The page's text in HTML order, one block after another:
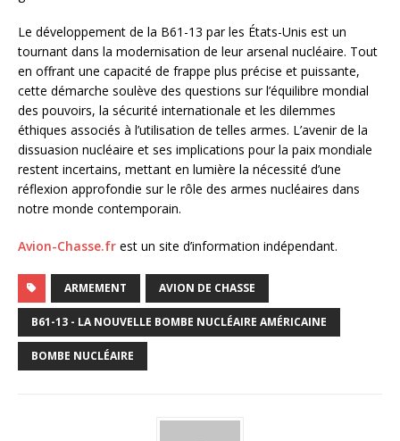
Le développement de la B61-13 par les États-Unis est un
tournant dans la modernisation de leur arsenal nucléaire. Tout
en offrant une capacité de frappe plus précise et puissante,
cette démarche soulève des questions sur l’équilibre mondial
des pouvoirs, la sécurité internationale et les dilemmes
éthiques associés à l’utilisation de telles armes. L’avenir de la
dissuasion nucléaire et ses implications pour la paix mondiale
restent incertains, mettant en lumière la nécessité d’une
réflexion approfondie sur le rôle des armes nucléaires dans
notre monde contemporain.
Avion-Chasse.fr est un site d’information indépendant.
ARMEMENT AVION DE CHASSE
B61-13 - LA NOUVELLE BOMBE NUCLÉAIRE AMÉRICAINE
BOMBE NUCLÉAIRE